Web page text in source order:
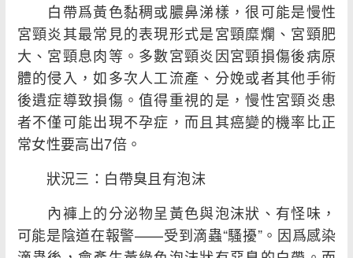
白帶爲黃色黏稠或膿鼻涕樣，很可能是慢性
宮頸炎其最常見的表現形式是宮頸糜爛、宮頸肥
大、宮頸息肉等。多數宮頸炎因宮頸損傷後病原
體的侵入，如多次人工流產、分娩或者其他手術
後遺症導致損傷。值得重視的是，慢性宮頸炎患
者不僅可能出現不孕症，而且其癌變的機率比正
常女性要高出7倍。
狀況三：白帶臭且有泡沫
內褲上的分泌物呈黃色與泡沫狀、有怪味，
可能是陰道在報警——受到滴蟲“騷擾”。因爲感染